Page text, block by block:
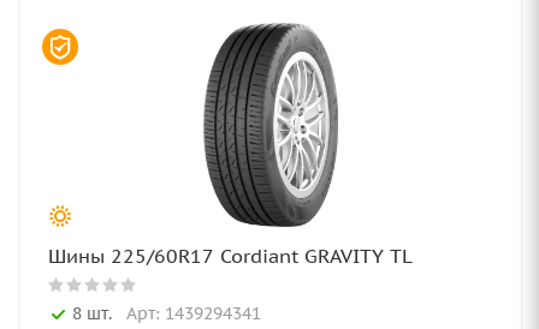
Шины 225/60R17 Cordiant GRAVITY TL
8 шт. Арт: 1439294341